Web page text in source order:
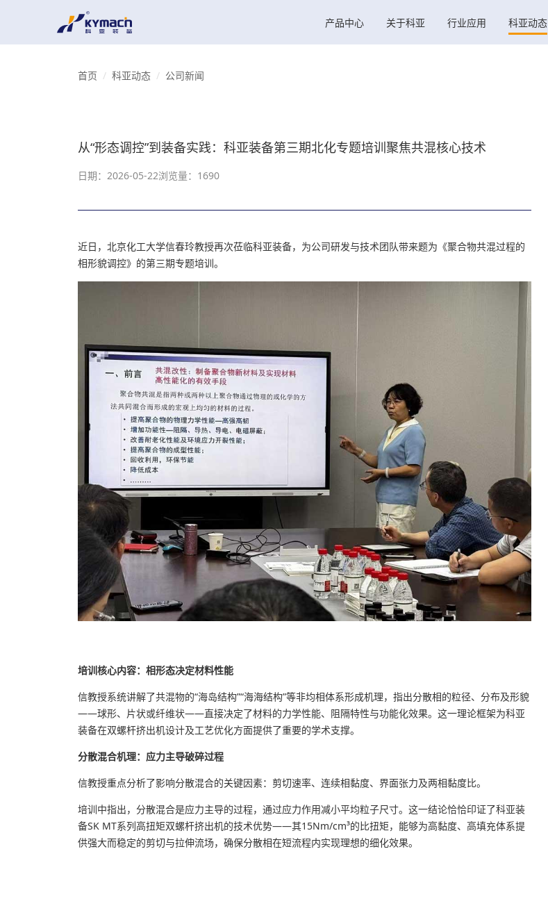
产品中心 关于科亚 行业应用 科亚动态
首页 科亚动态 公司新闻
从“形态调控”到装备实践：科亚装备第三期北化专题培训聚焦共混核心技术
日期：2026-05-22浏览量：1690
近日，北京化工大学信春玲教授再次莅临科亚装备，为公司研发与技术团队带来题为《聚合物共混过程的
相形貌调控》的第三期专题培训。
培训核心内容：相形态决定材料性能
信教授系统讲解了共混物的“海岛结构”“海海结构”等非均相体系形成机理，指出分散相的粒径、分布及形貌
——球形、片状或纤维状——直接决定了材料的力学性能、阻隔特性与功能化效果。这一理论框架为科亚
装备在双螺杆挤出机设计及工艺优化方面提供了重要的学术支撑。
分散混合机理：应力主导破碎过程
信教授重点分析了影响分散混合的关键因素：剪切速率、连续相黏度、界面张力及两相黏度比。
培训中指出，分散混合是应力主导的过程，通过应力作用减小平均粒子尺寸。这一结论恰恰印证了科亚装
备SK MT系列高扭矩双螺杆挤出机的技术优势——其15Nm/cm³的比扭矩，能够为高黏度、高填充体系提
供强大而稳定的剪切与拉伸流场，确保分散相在短流程内实现理想的细化效果。